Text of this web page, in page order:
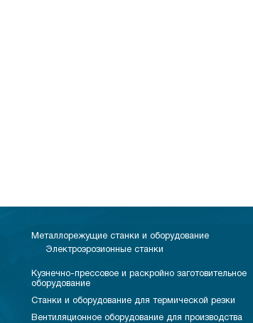
Металлорежущие станки и оборудование
Электроэрозионные станки
Кузнечно-прессовое и раскройно заготовительное
оборудование
Станки и оборудование для термической резки
Вентиляционное оборудование для производства